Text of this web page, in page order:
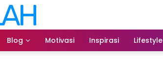
Blog Motivasi Inspirasi Lifestyle